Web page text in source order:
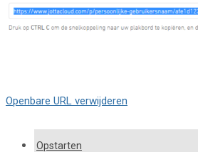
Openbare URL verwijderen
Opstarten